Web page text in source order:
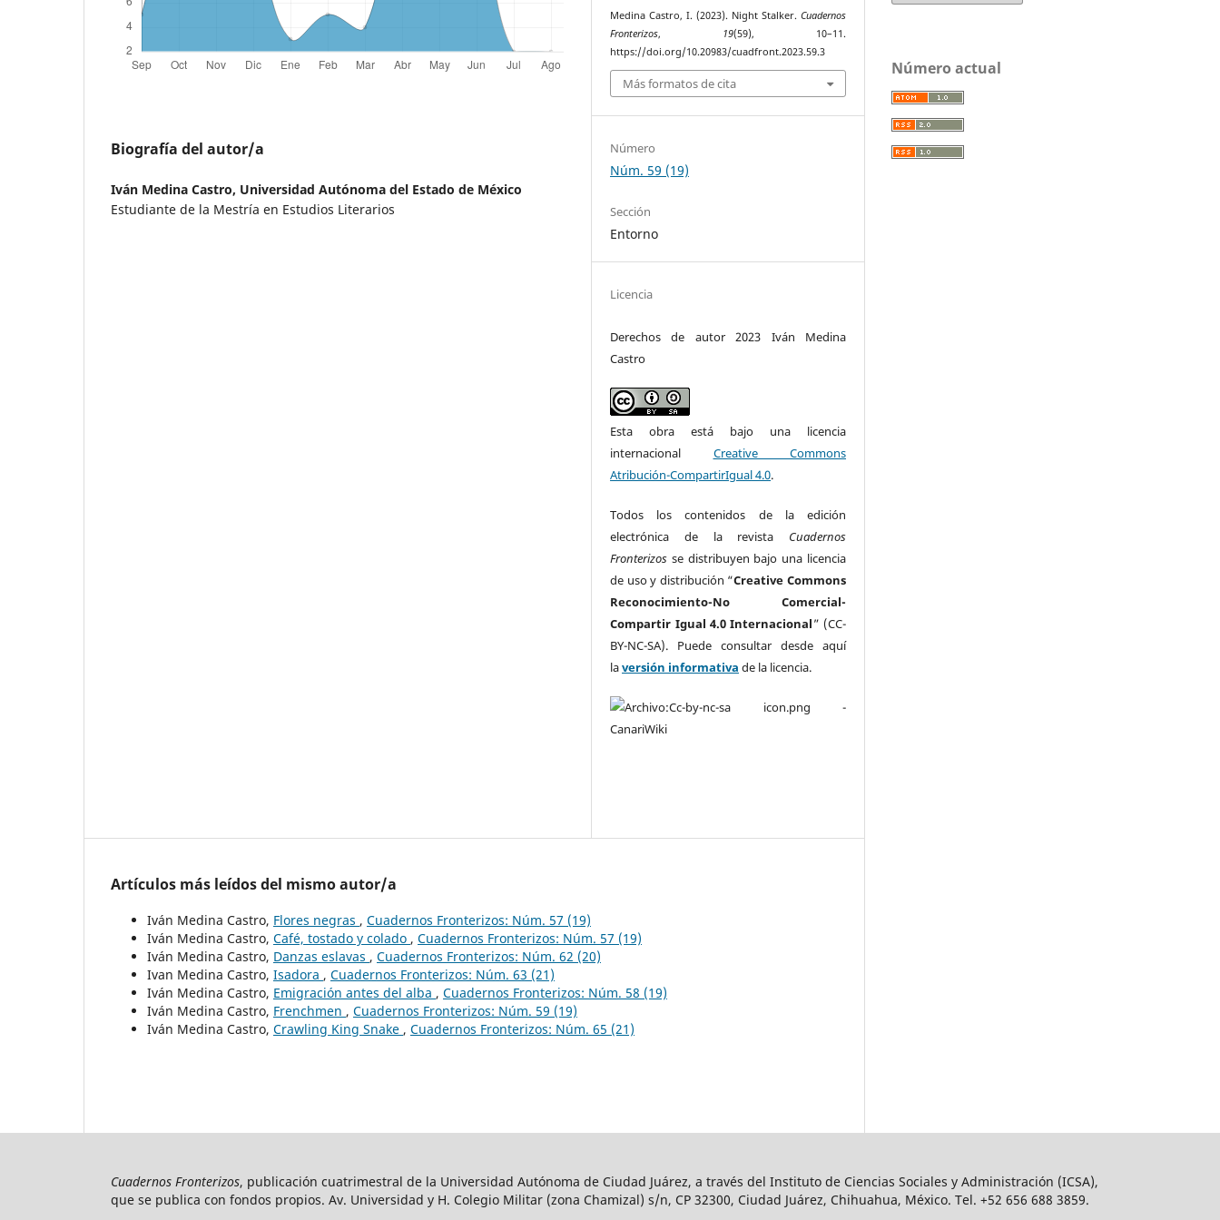
Biografía del autor/a
Iván Medina Castro, Universidad Autónoma del Estado de México
Estudiante de la Mestría en Estudios Literarios
Medina Castro, I. (2023). Night Stalker. Cuadernos
Fronterizos, 19(59), 10–11.
https://doi.org/10.20983/cuadfront.2023.59.3
Más formatos de cita
Número
Núm. 59 (19)
Sección
Entorno
Licencia
Derechos de autor 2023 Iván Medina
Castro
Esta obra está bajo una licencia
internacional Creative Commons
Atribución-CompartirIgual 4.0.
Todos los contenidos de la edición
electrónica de la revista Cuadernos
Fronterizos se distribuyen bajo una licencia
de uso y distribución “Creative Commons
Reconocimiento-No Comercial-
Compartir Igual 4.0 Internacional” (CC-
BY-NC-SA). Puede consultar desde aquí
laversión informativa de la licencia.
Artículos más leídos del mismo autor/a
Iván Medina Castro, Flores negras , Cuadernos Fronterizos: Núm. 57 (19)
Iván Medina Castro, Café, tostado y colado , Cuadernos Fronterizos: Núm. 57 (19)
Iván Medina Castro, Danzas eslavas , Cuadernos Fronterizos: Núm. 62 (20)
Ivan Medina Castro, Isadora , Cuadernos Fronterizos: Núm. 63 (21)
Iván Medina Castro, Emigración antes del alba , Cuadernos Fronterizos: Núm. 58 (19)
Iván Medina Castro, Frenchmen , Cuadernos Fronterizos: Núm. 59 (19)
Iván Medina Castro, Crawling King Snake , Cuadernos Fronterizos: Núm. 65 (21)
Número actual
Cuadernos Fronterizos, publicación cuatrimestral de la Universidad Autónoma de Ciudad Juárez, a través del Instituto de Ciencias Sociales y Administración (ICSA),
que se publica con fondos propios. Av. Universidad y H. Colegio Militar (zona Chamizal) s/n, CP 32300, Ciudad Juárez, Chihuahua, México. Tel. +52 656 688 3859.